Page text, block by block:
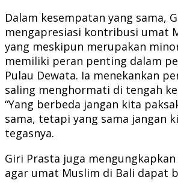
Dalam kesempatan yang sama,
mengapresiasi kontribusi umat
yang meskipun merupakan
memiliki peran penting dalam
Pulau Dewata. Ia menekankan
saling menghormati di tengah
“Yang berbeda jangan kita
sama, tetapi yang sama jangan
tegasnya.
Giri Prasta juga
agar umat Muslim di Bali dapat